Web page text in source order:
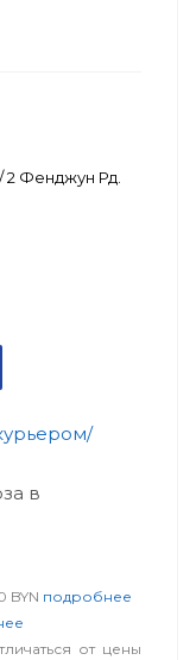
2 Фенджун Рд.
в
BYN подробнее
от цены